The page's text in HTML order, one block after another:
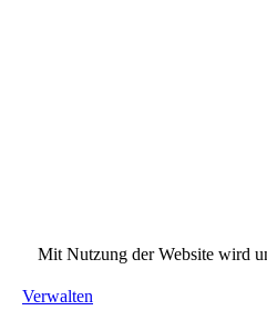
Mit Nutzung der Website wird
Verwalten